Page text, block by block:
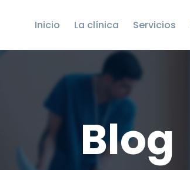
Inicio La clínica Servicios
Blog